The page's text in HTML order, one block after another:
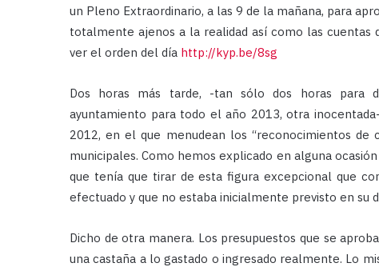
un Pleno Extraordinario, a las 9 de la mañana, para
totalmente ajenos a la realidad así como las cuentas
ver el orden del día http://kyp.be/8sg
Dos horas más tarde, -tan sólo dos horas para
ayuntamiento para todo el año 2013, otra
2012, en el que menudean los “reconocimientos
municipales. Como hemos explicado en alguna
que tenía que tirar de esta figura excepcional que
efectuado y que no estaba inicialmente previsto en su
Dicho de otra manera. Los presupuestos que se
una castaña a lo gastado o ingresado realmente. Lo